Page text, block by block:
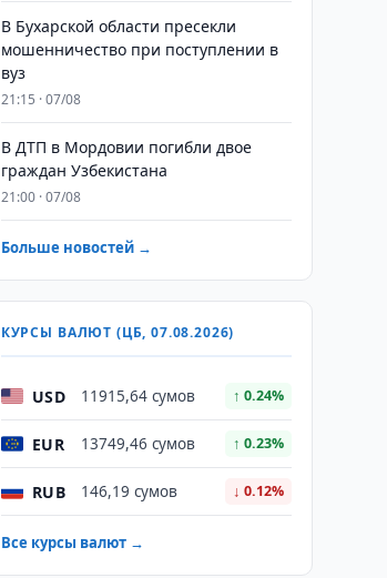
В Бухарской области пресекли
мошенничество при поступлении в
вуз
21:15 · 07/08
В ДТП в Мордовии погибли двое
граждан Узбекистана
21:00 · 07/08
Больше новостей →
КУРСЫ ВАЛЮТ (ЦБ, 07.08.2026)
USD 11915,64 сумов ↑ 0.24%
EUR 13749,46 сумов ↑ 0.23%
RUB 146,19 сумов ↓ 0.12%
Все курсы валют →